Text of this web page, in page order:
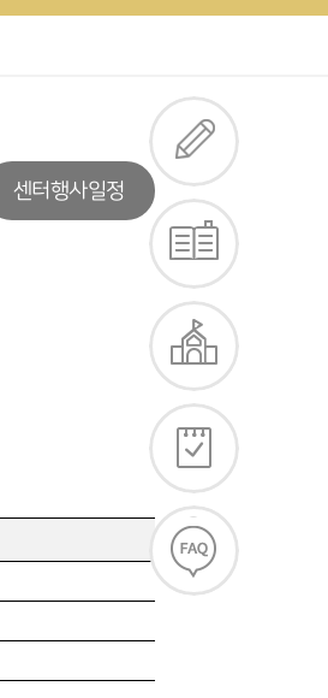
센터행사일정